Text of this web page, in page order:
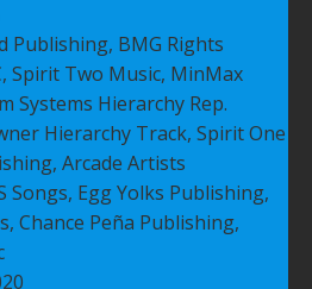
Publishing, BMG Rights
Spirit Two Music, MinMax
Systems Hierarchy Rep.
Hierarchy Track, Spirit One
Arcade Artists
Songs, Egg Yolks Publishing,
Chance Peña Publishing,